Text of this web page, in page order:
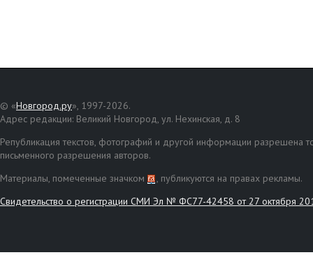
© «Новгород.ру», 1997-2026.
Адрес редакции: Великий Новгород, ул. Нехинская, д. 8
Републикация текстов, фотографий и другой информации разрешена
письменного разрешения авторов.
Материалы, помеченные значком
, публикуются на правах рекламы.
Свидетельство о регистрации СМИ Эл № ФС77-42458 от 27 октября